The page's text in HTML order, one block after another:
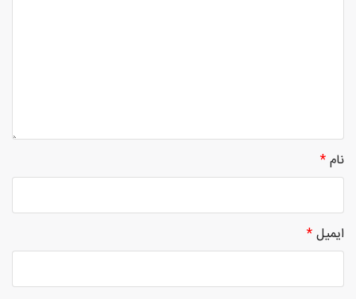
نام*
ایمیل*